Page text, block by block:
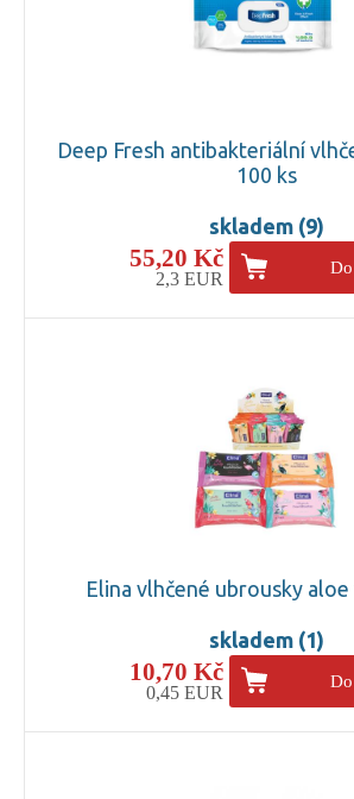
Deep Fresh antibakteriální
100 ks
skladem (9)
55,20 Kč
2,3 EUR
Elina vlhčené ubrousky aloe
skladem (1)
10,70 Kč
0,45 EUR